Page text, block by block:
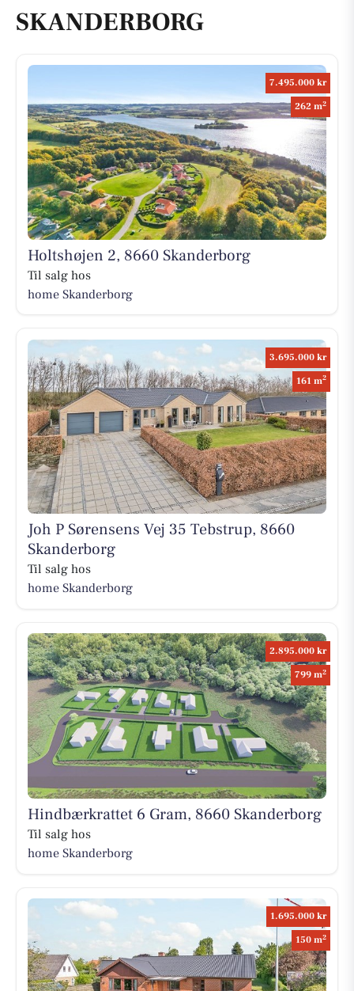
SKANDERBORG
7.495.000 kr
262 m2
Holtshøjen 2, 8660 Skanderborg
Til salg hos
home Skanderborg
3.695.000 kr
161 m2
Joh P Sørensens Vej 35 Tebstrup, 8660
Skanderborg
Til salg hos
home Skanderborg
2.895.000 kr
799 m2
Hindbærkrattet 6 Gram, 8660 Skanderborg
Til salg hos
home Skanderborg
1.695.000 kr
150 m2